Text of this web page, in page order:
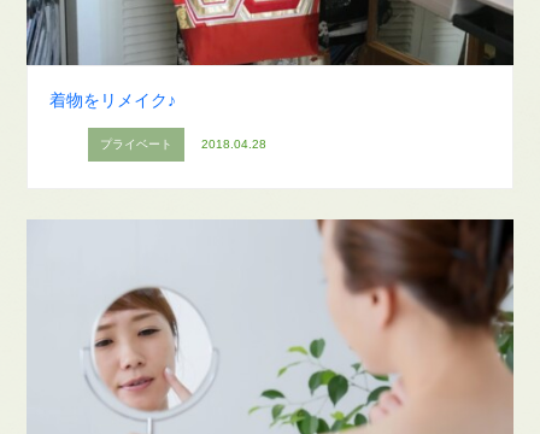
着物をリメイク♪
プライベート 2018.04.28